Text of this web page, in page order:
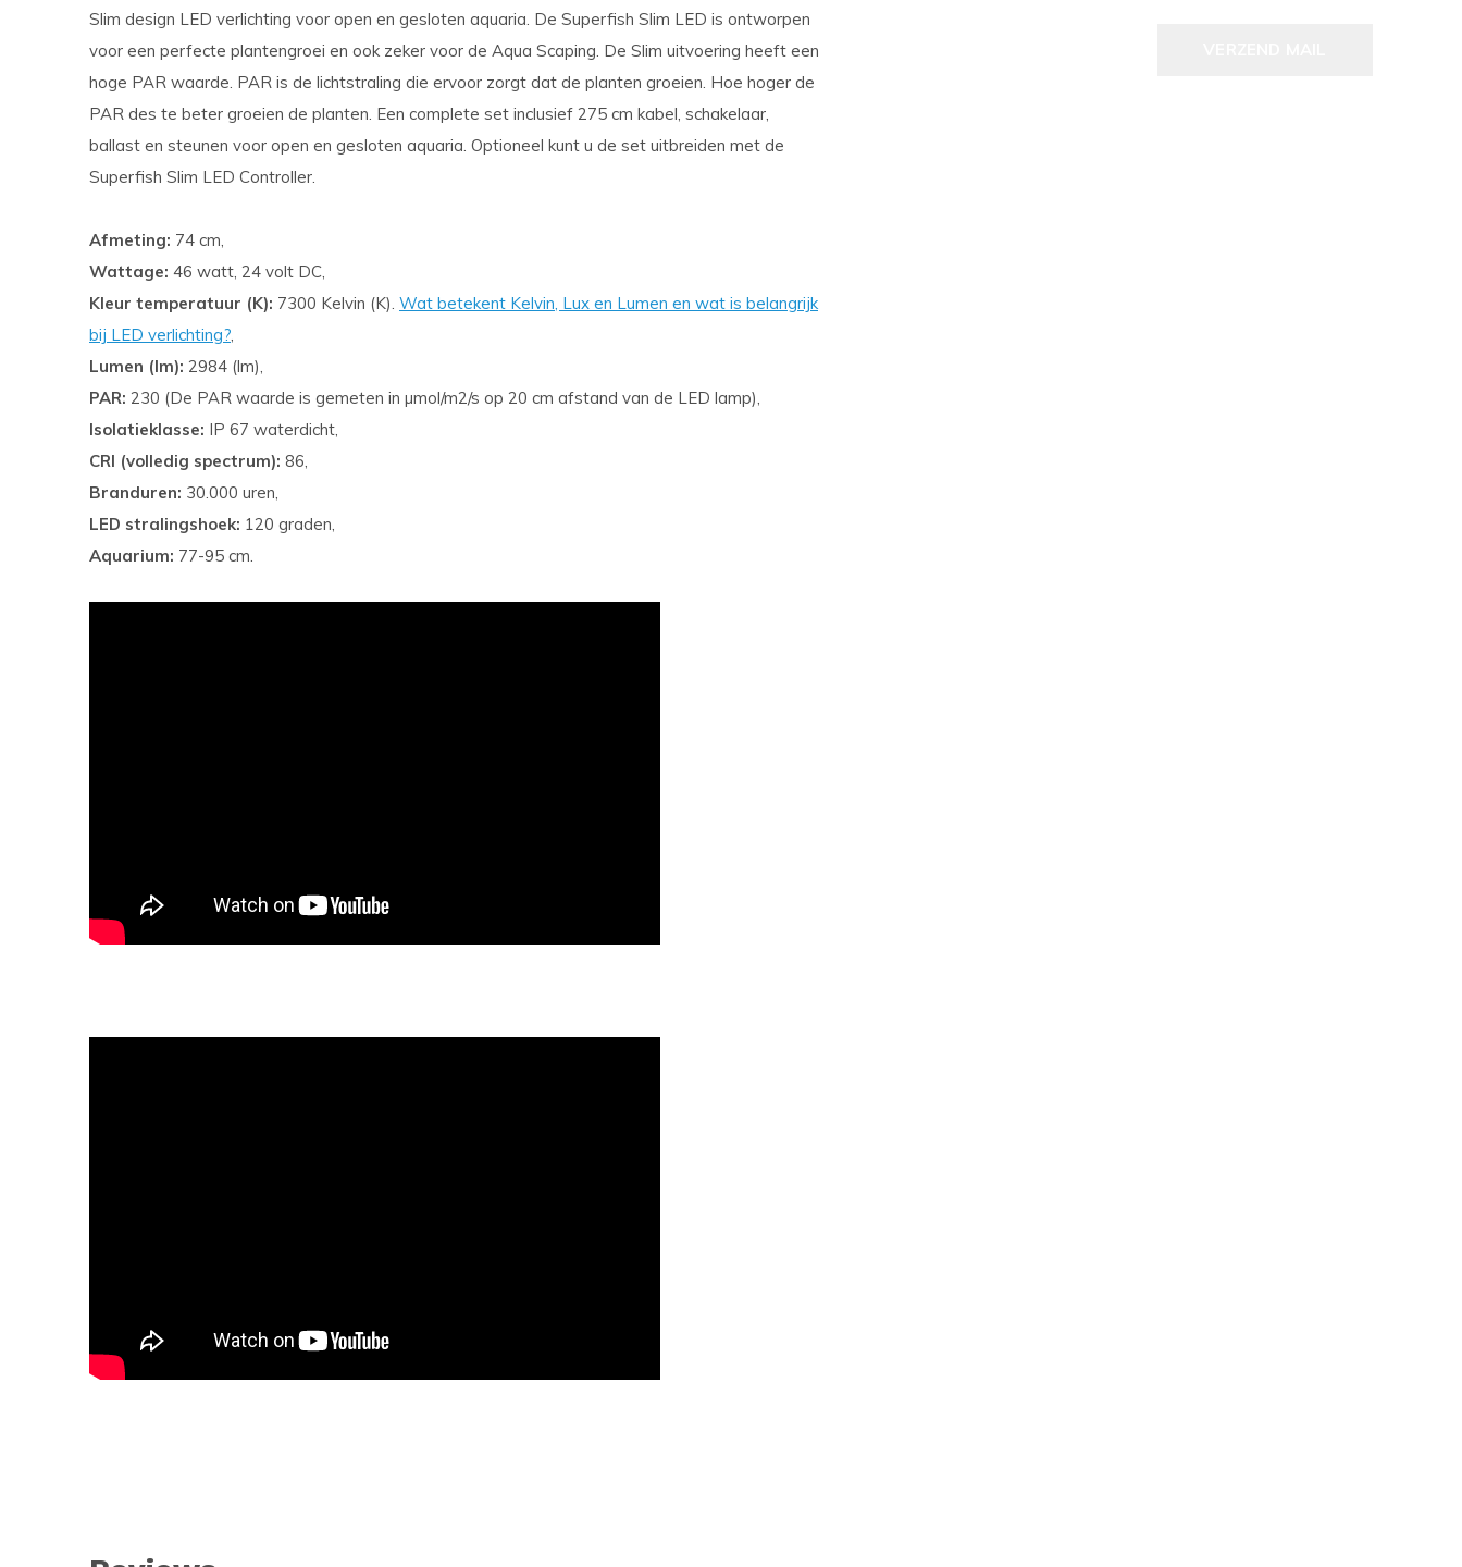
Slim design LED verlichting voor open en gesloten aquaria. De Superfish Slim LED is ontworpen
voor een perfecte plantengroei en ook zeker voor de Aqua Scaping. De Slim uitvoering heeft een
hoge PAR waarde. PAR is de lichtstraling die ervoor zorgt dat de planten groeien. Hoe hoger de
PAR des te beter groeien de planten. Een complete set inclusief 275 cm kabel, schakelaar,
ballast en steunen voor open en gesloten aquaria. Optioneel kunt u de set uitbreiden met de
Superfish Slim LED Controller.
Afmeting: 74 cm,
Wattage: 46 watt, 24 volt DC,
Kleur temperatuur (K): 7300 Kelvin (K). Wat betekent Kelvin, Lux en Lumen en wat is belangrijk
bij LED verlichting?,
Lumen (lm): 2984 (lm),
PAR: 230 (De PAR waarde is gemeten in µmol/m2/s op 20 cm afstand van de LED lamp),
Isolatieklasse: IP 67 waterdicht,
CRI (volledig spectrum): 86,
Branduren: 30.000 uren,
LED stralingshoek: 120 graden,
Aquarium: 77-95 cm.